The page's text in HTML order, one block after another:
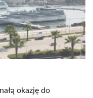
okazję do